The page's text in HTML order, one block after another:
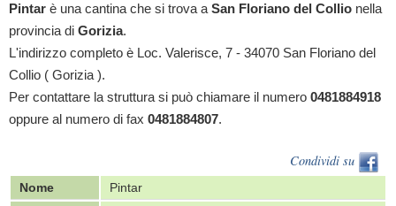
Pintar è una cantina che si trova a San Floriano del Collio nella
provincia di Gorizia.
L'indirizzo completo è Loc. Valerisce, 7 - 34070 San Floriano del
Collio ( Gorizia ).
Per contattare la struttura si può chiamare il numero 0481884918
oppure al numero di fax 0481884807.
Condividi su
Nome
Pintar